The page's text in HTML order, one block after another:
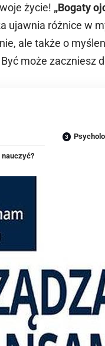
życie! „Bogaty
ujawnia różnice w
ale także o
może zaczniesz